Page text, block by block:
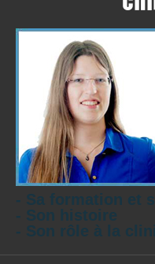
- Sa formation et
- Son histoire
- Son rôle à la